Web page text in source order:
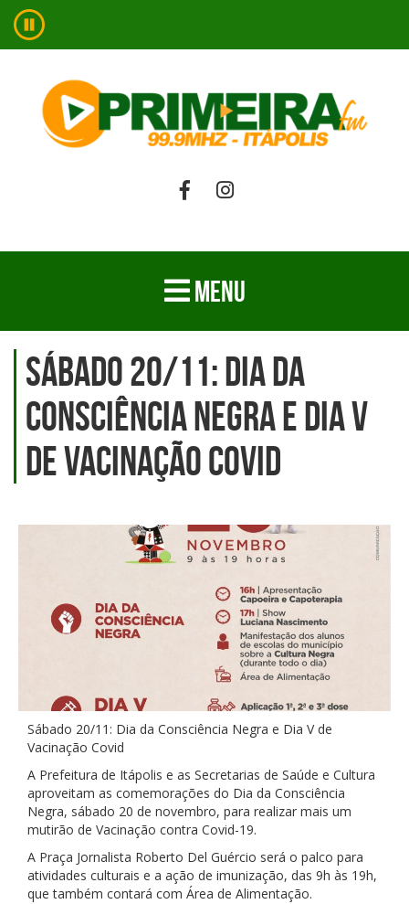
MENU
Sábado 20/11: Dia da
Consciência Negra e Dia V
de Vacinação Covid
Sábado 20/11: Dia da Consciência Negra e Dia V de
Vacinação Covid
A Prefeitura de Itápolis e as Secretarias de Saúde e Cultura
aproveitam as comemorações do Dia da Consciência
Negra, sábado 20 de novembro, para realizar mais um
mutirão de Vacinação contra Covid-19.
A Praça Jornalista Roberto Del Guércio será o palco para
atividades culturais e a ação de imunização, das 9h às 19h,
que também contará com Área de Alimentação.